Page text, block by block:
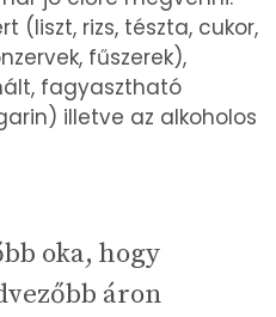
(liszt, rizs, tészta, cukor,
fűszerek),
fagyasztható
illetve az alkoholos
oka, hogy
áron